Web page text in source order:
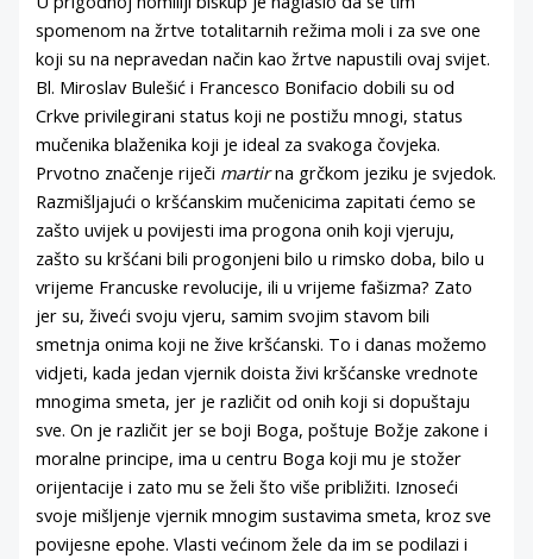
spomenom na žrtve totalitarnih režima moli i za sve one
koji su na nepravedan način kao žrtve napustili ovaj svijet.
Bl. Miroslav Bulešić i Francesco Bonifacio dobili su od
Crkve privilegirani status koji ne postižu mnogi, status
mučenika blaženika koji je ideal za svakoga čovjeka.
Prvotno značenje riječi martirna grčkom jeziku je svjedok.
Razmišljajući o kršćanskim mučenicima zapitati ćemo se
zašto uvijek u povijesti ima progona onih koji vjeruju,
zašto su kršćani bili progonjeni bilo u rimsko doba, bilo u
vrijeme Francuske revolucije, ili u vrijeme fašizma? Zato
jer su, živeći svoju vjeru, samim svojim stavom bili
smetnja onima koji ne žive kršćanski. To i danas možemo
vidjeti, kada jedan vjernik doista živi kršćanske vrednote
mnogima smeta, jer je različit od onih koji si dopuštaju
sve. On je različit jer se boji Boga, poštuje Božje zakone i
moralne principe, ima u centru Boga koji mu je stožer
orijentacije i zato mu se želi što više približiti. Iznoseći
svoje mišljenje vjernik mnogim sustavima smeta, kroz sve
povijesne epohe. Vlasti većinom žele da im se podilazi i